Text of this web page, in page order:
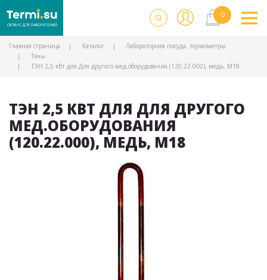
Главная страница Каталог
Лабораторная посуда, термометры
Тэны
ТЭН 2,5 кВт для Для другого мед.оборудования (120.22.000), медь, М18
ТЭН 2,5 КВТ ДЛЯ ДЛЯ ДРУГОГО
МЕД.ОБОРУДОВАНИЯ
(120.22.000), МЕДЬ, М18